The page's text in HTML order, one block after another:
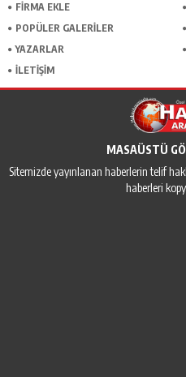
FİRMA EKLE
POPÜLER GALERİLER
YAZARLAR
İLETİŞİM
MASAÜSTÜ
Sitemizde yayınlanan haberlerin telif
haberleri